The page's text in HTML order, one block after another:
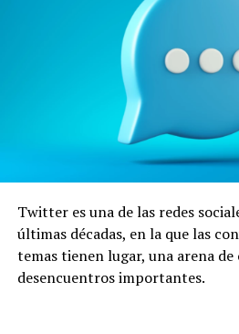
Twitter es una de las redes
últimas décadas, en la que las
temas tienen lugar, una arena de
desencuentros importantes.